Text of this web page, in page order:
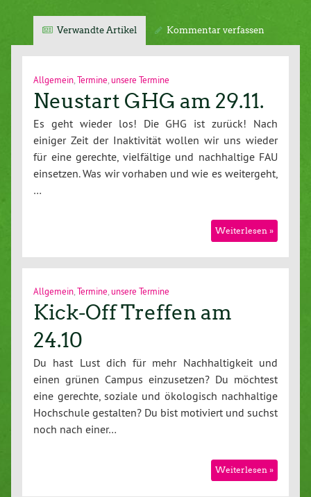
Verwandte Artikel Kommentar verfassen
Allgemein Termine unsere Termine
Neustart GHG am 29.11.
Es geht wieder los! Die GHG ist zurück! Nach
einiger Zeit der Inaktivität wollen wir uns wieder
für eine gerechte, vielfältige und nachhaltige FAU
einsetzen. Was wir vorhaben und wie es weitergeht,
…
Weiterlesen »
Allgemein,Termine,unsere Termine
Kick-Off Treffen am
24.10
Du hast Lust dich für mehr Nachhaltigkeit und
einen grünen Campus einzusetzen? Du möchtest
eine gerechte, soziale und ökologisch nachhaltige
Hochschule gestalten? Du bist motiviert und suchst
noch nach einer…
Weiterlesen »